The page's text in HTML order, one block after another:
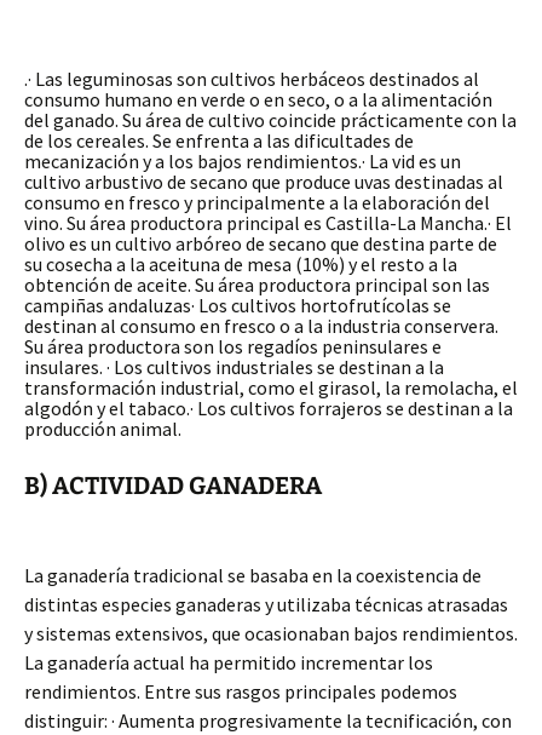
.· Las leguminosas son cultivos herbáceos destinados al
consumo humano en verde o en seco, o a la alimentación
del ganado. Su área de cultivo coincide prácticamente con la
de los cereales. Se enfrenta a las dificultades de
mecanización y a los bajos rendimientos.· La vid es un
cultivo arbustivo de secano que produce uvas destinadas al
consumo en fresco y principalmente a la elaboración del
vino. Su área productora principal es Castilla-La Mancha.· El
olivo es un cultivo arbóreo de secano que destina parte de
su cosecha a la aceituna de mesa (10%) y el resto a la
obtención de aceite. Su área productora principal son las
campiñas andaluzas· Los cultivos hortofrutícolas se
destinan al consumo en fresco o a la industria conservera.
Su área productora son los regadíos peninsulares e
insulares. · Los cultivos industriales se destinan a la
transformación industrial, como el girasol, la remolacha, el
algodón y el tabaco.· Los cultivos forrajeros se destinan a la
producción animal.
B) ACTIVIDAD GANADERA
La ganadería tradicional se basaba en la coexistencia de
distintas especies ganaderas y utilizaba técnicas atrasadas
y sistemas extensivos, que ocasionaban bajos rendimientos.
La ganadería actual ha permitido incrementar los
rendimientos. Entre sus rasgos principales podemos
distinguir: · Aumenta progresivamente la tecnificación, con